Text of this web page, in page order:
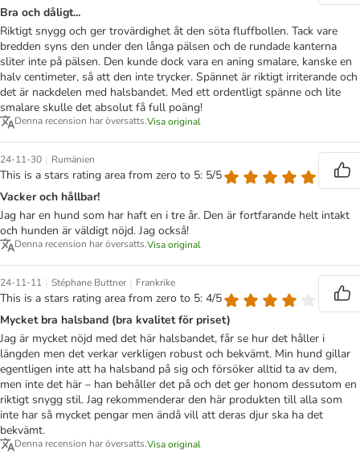
Bra och dåligt...
Riktigt snygg och ger trovärdighet åt den söta fluffbollen. Tack vare
bredden syns den under den långa pälsen och de rundade kanterna
sliter inte på pälsen. Den kunde dock vara en aning smalare, kanske en
halv centimeter, så att den inte trycker. Spännet är riktigt irriterande och
det är nackdelen med halsbandet. Med ett ordentligt spänne och lite
smalare skulle det absolut få full poäng!
Denna recension har översatts.Visa original
24-11-30 | Rumänien
This is a stars rating area from zero to 5: 5/5
Vacker och hållbar!
Jag har en hund som har haft en i tre år. Den är fortfarande helt intakt
och hunden är väldigt nöjd. Jag också!
Denna recension har översatts.Visa original
24-11-11 | Stéphane Buttner | Frankrike
This is a stars rating area from zero to 5: 4/5
Mycket bra halsband (bra kvalitet för priset)
Jag är mycket nöjd med det här halsbandet, får se hur det håller i
längden men det verkar verkligen robust och bekvämt. Min hund gillar
egentligen inte att ha halsband på sig och försöker alltid ta av dem,
men inte det här – han behåller det på och det ger honom dessutom en
riktigt snygg stil. Jag rekommenderar den här produkten till alla som
inte har så mycket pengar men ändå vill att deras djur ska ha det
bekvämt.
Denna recension har översatts.Visa original